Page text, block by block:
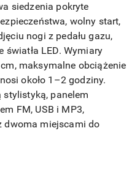
siedzenia pokryte
wolny start,
nogi z pedału gazu,
światła LED. Wymiary
maksymalne obciążenie
około 1–2 godziny.
panelem
FM, USB i MP3,
dwoma miejscami do